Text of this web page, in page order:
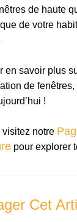
de haute
de votre
en savoir plus
de fenêtres,
!
visitez notre
pour explorer
Cet